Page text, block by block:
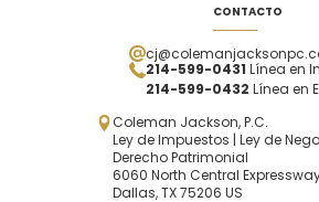
CONTACTO
214-599-0431 Línea en
214-599-0432 Línea en
Coleman Jackson, P.C.
Ley de Impuestos | Ley de
Derecho Patrimonial
6060 North Central
Dallas, TX 75206 US